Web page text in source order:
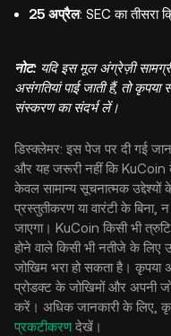
25 अप्रैल: SEC का तीसरा
नोट: यदि इस मूल अंग्रेज़ी
असंगतियां पाई जाती हैं, तो
संस्करण का संदर्भ लें।
डिस्क्लेमर: इस पेज पर दी गई
और यह जरूरी नहीं कि KuCoin के
केवल सामान्य सूचनात्मक उद्देश्यों
प्रस्तुतीकरण या वारंटी के बिना,
जाएगा। KuCoin किसी भी
होने वाले किसी भी नतीजे के लिए
जोखिम भरा हो सकता है। कृपया
प्रोडक्ट के जोखिमों और अपनी
करें। अधिक जानकारी के लिए,
प्रकटीकरणदेखें।